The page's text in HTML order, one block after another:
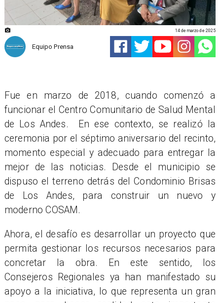
Equipo Prensa
14 de marzo de 2025
Fue en marzo de 2018, cuando comenzó a
funcionar el Centro Comunitario de Salud Mental
de Los Andes. En ese contexto, se realizó la
ceremonia por el séptimo aniversario del recinto,
momento especial y adecuado para entregar la
mejor de las noticias. Desde el municipio se
dispuso el terreno detrás del Condominio Brisas
de Los Andes, para construir un nuevo y
moderno COSAM.
Ahora, el desafío es desarrollar un proyecto que
permita gestionar los recursos necesarios para
concretar la obra. En este sentido, los
Consejeros Regionales ya han manifestado su
apoyo a la iniciativa, lo que representa un gran